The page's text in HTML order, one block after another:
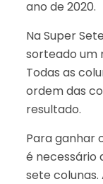
ano de 2020.
Na Super
sorteado um
Todas as
ordem das
resultado.
Para ganhar
é necessário
sete